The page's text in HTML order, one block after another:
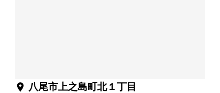
location_on 八尾市上之島町北１丁目